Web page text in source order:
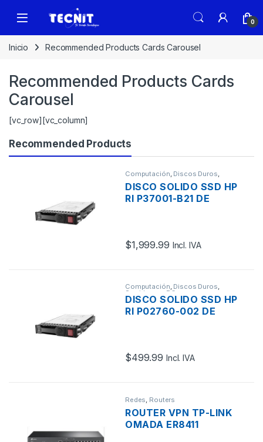
0
Inicio Recommended Products Cards Carousel
Recommended Products Cards
Carousel
[vc_row][vc_column]
Recommended Products
Computación Discos Duros
Servidores - PCs
DISCO SOLIDO SSD HP
RI P37001-B21 DE
$1,999.99 Incl. IVA
Computación, Discos Duros,
Servidores - PCs
DISCO SOLIDO SSD HP
RI P02760-002 DE
$499.99 Incl. IVA
Redes, Routers
ROUTER VPN TP-LINK
OMADA ER8411